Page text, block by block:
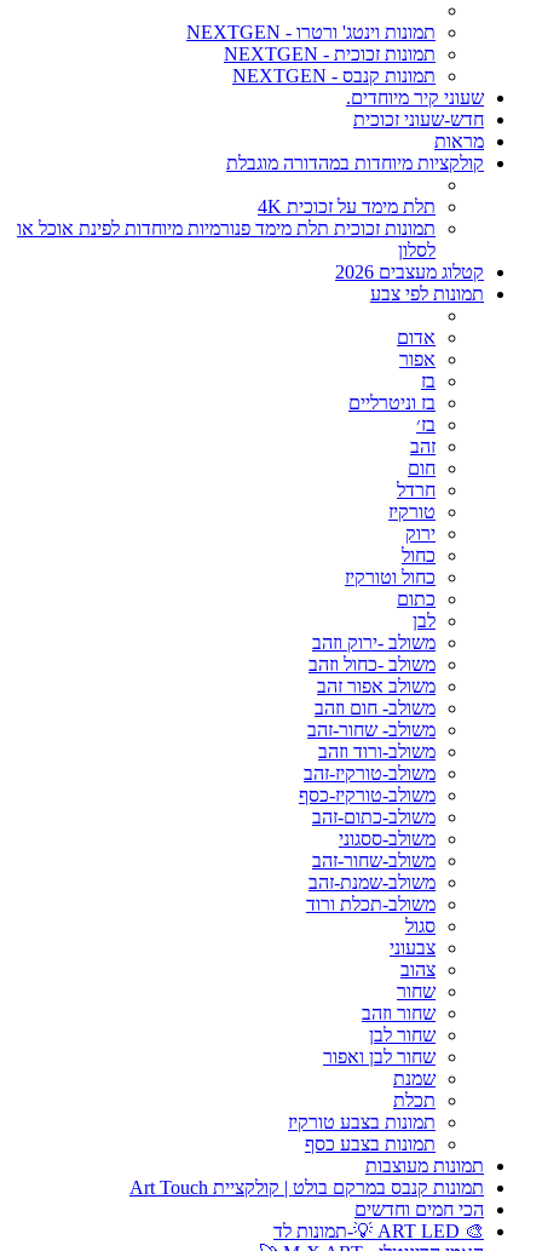
תמונות וינטג' ורטרו - NEXTGEN
תמונות זכוכית - NEXTGEN
תמונות קנבס - NEXTGEN
שעוני קיר מיוחדים.
חדש-שעוני זכוכית
מראות
קולקציות מיוחדות במהדורה מוגבלת
תלת מימד על זכוכית 4K
תמונות זכוכית תלת מימד פנורמיות מיוחדות לפינת אוכל או
לסלון
קטלוג מעצבים 2026
תמונות לפי צבע
אדום
אפור
בז
בז וניטרליים
בז׳
זהב
חום
חרדל
טורקיז
ירוק
כחול
כחול וטורקיז
כתום
לבן
משולב -ירוק וזהב
משולב -כחול וזהב
משולב אפור זהב
משולב- חום וזהב
משולב- שחור-זהב
משולב-ורוד וזהב
משולב-טורקיז-זהב
משולב-טורקיז-כסף
משולב-כתום-זהב
משולב-ססגוני
משולב-שחור-זהב
משולב-שמנת-זהב
משולב-תכלת ורוד
סגול
צבעוני
צהוב
שחור
שחור וזהב
שחור לבן
שחור לבן ואפור
שמנת
תכלת
תמונות בצבע טורקיז
תמונות בצבע כסף
תמונות מעוצבות
תמונות קנבס במרקם בולט | קולקציית Art Touch
הכי חמים וחדשים
🎨 ART LED 💡-תמונות לד